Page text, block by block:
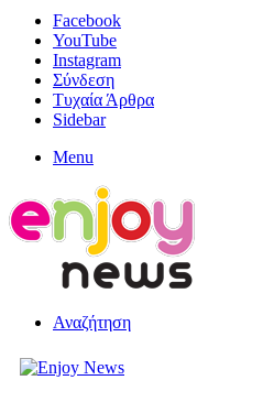
Facebook
YouTube
Instagram
Σύνδεση
Τυχαία Άρθρα
Sidebar
Menu
Αναζήτηση